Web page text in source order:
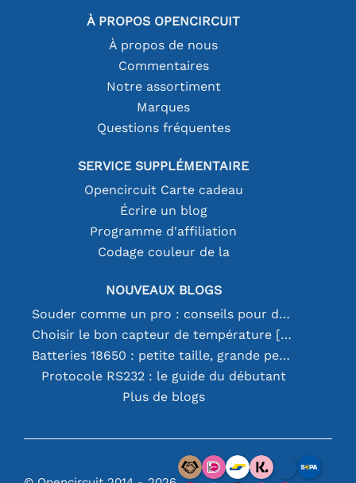
À PROPOS OPENCIRCUIT
À propos de nous
Commentaires
Notre assortiment
Marques
Questions fréquentes
SERVICE SUPPLÉMENTAIRE
Opencircuit Carte cadeau
Écrire un blog
Programme d'affiliation
Codage couleur de la
NOUVEAUX BLOGS
Souder comme un pro : conseils pour des connexions électroniques parfaites
Choisir le bon capteur de température [youtube]
Batteries 18650 : petite taille, grande performance
Protocole RS232 : le guide du débutant
Plus de blogs